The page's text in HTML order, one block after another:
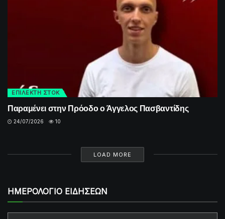
ΕΠΙΛΕΚΤΗ ΣΤΟΚ
Παραμένει στην Πρόοδο ο Άγγελος Πασβαντίδης
24/07/2026 10
LOAD MORE
ΗΜΕΡΟΛΟΓΙΟ ΕΙΔΗΣΕΩΝ